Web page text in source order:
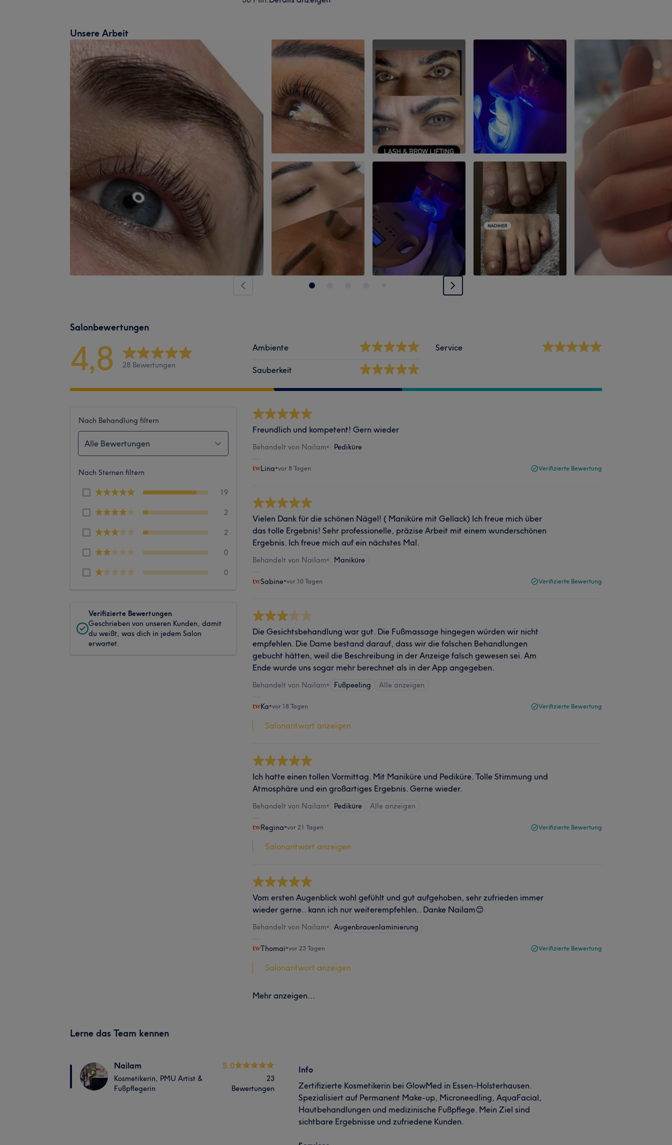
Unsere Arbeit
Salonbewertungen
4,8 28 Bewertungen
Ambiente
Sauberkeit
Service
Nach Behandlung filtern
Alle Bewertungen
Nach Sternen filtern
19
2
2
0
0
Verifizierte Bewertungen
Geschrieben von unseren Kunden, damit
du weißt, was dich in jedem Salon
erwartet.
Freundlich und kompetent! Gern wieder
Behandelt von Nailam• Pediküre
Lina•vor 8 Tagen Verifizierte Bewertung
Vielen Dank für die schönen Nägel! ( Maniküre mit Gellack) Ich freue mich über
das tolle Ergebnis! Sehr professionelle, präzise Arbeit mit einem wunderschönen
Ergebnis. Ich freue mich auf ein nächstes Mal.
Behandelt von Nailam• Maniküre
Sabine•vor 10 Tagen Verifizierte Bewertung
Die Gesichtsbehandlung war gut. Die Fußmassage hingegen würden wir nicht
empfehlen. Die Dame bestand darauf, dass wir die falschen Behandlungen
gebucht hätten, weil die Beschreibung in der Anzeige falsch gewesen sei. Am
Ende wurde uns sogar mehr berechnet als in der App angegeben.
Behandelt von Nailam• Fußpeeling Alle anzeigen
Ka•vor 18 Tagen Verifizierte Bewertung
Salonantwort anzeigen
Ich hatte einen tollen Vormittag. Mit Maniküre und Pediküre. Tolle Stimmung und
Atmosphäre und ein großartiges Ergebnis. Gerne wieder.
Behandelt von Nailam• Pediküre Alle anzeigen
Regina•vor 21 Tagen Verifizierte Bewertung
Salonantwort anzeigen
Vom ersten Augenblick wohl gefühlt und gut aufgehoben, sehr zufrieden immer
wieder gerne.. kann ich nur weiterempfehlen.. Danke Nailam😊
Behandelt von Nailam• Augenbrauenlaminierung
Thomai•vor 23 Tagen Verifizierte Bewertung
Salonantwort anzeigen
Mehr anzeigen...
Lerne das Team kennen
Nailam
Kosmetikerin, PMU Artist &
Fußpflegerin
5.0
23
Bewertungen
Info
Zertifizierte Kosmetikerin bei GlowMed in Essen-Holsterhausen.
Spezialisiert auf Permanent Make-up, Microneedling, AquaFacial,
Hautbehandlungen und medizinische Fußpflege. Mein Ziel sind
sichtbare Ergebnisse und zufriedene Kunden.